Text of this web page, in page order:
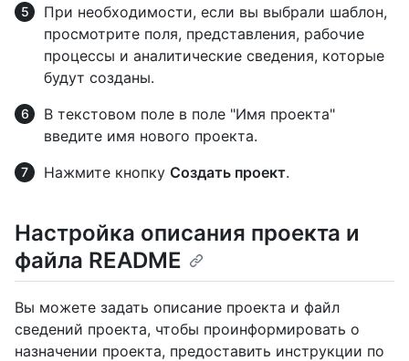
При необходимости, если вы выбрали шаблон,
просмотрите поля, представления, рабочие
процессы и аналитические сведения, которые
будут созданы.
В текстовом поле в поле "Имя проекта"
введите имя нового проекта.
Нажмите кнопку Создать проект.
Настройка описания проекта и
файла README
Вы можете задать описание проекта и файл
сведений проекта, чтобы проинформировать о
назначении проекта, предоставить инструкции по